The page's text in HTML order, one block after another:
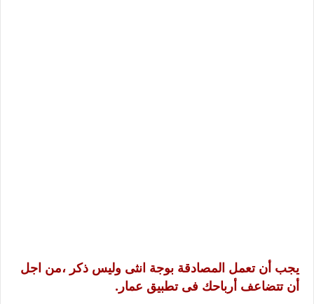
يجب أن تعمل المصادقة بوجة انثى وليس ذكر ،من اجل
أن تتضاعف أرباحك فى تطبيق عمار.